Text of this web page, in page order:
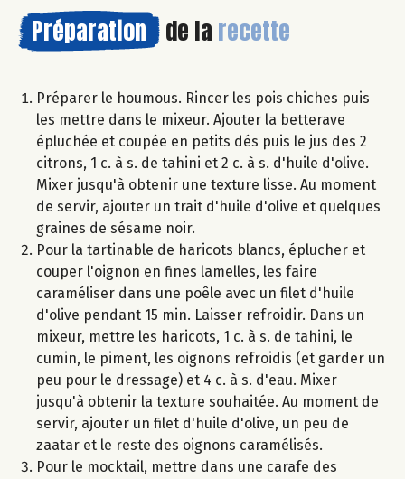
Préparation de la recette
Préparer le houmous. Rincer les pois chiches puis
les mettre dans le mixeur. Ajouter la betterave
épluchée et coupée en petits dés puis le jus des 2
citrons, 1 c. à s. de tahini et 2 c. à s. d'huile d'olive.
Mixer jusqu'à obtenir une texture lisse. Au moment
de servir, ajouter un trait d'huile d'olive et quelques
graines de sésame noir.
Pour la tartinable de haricots blancs, éplucher et
couper l'oignon en fines lamelles, les faire
caraméliser dans une poêle avec un filet d'huile
d'olive pendant 15 min. Laisser refroidir. Dans un
mixeur, mettre les haricots, 1 c. à s. de tahini, le
cumin, le piment, les oignons refroidis (et garder un
peu pour le dressage) et 4 c. à s. d'eau. Mixer
jusqu'à obtenir la texture souhaitée. Au moment de
servir, ajouter un filet d'huile d'olive, un peu de
zaatar et le reste des oignons caramélisés.
Pour le mocktail, mettre dans une carafe des